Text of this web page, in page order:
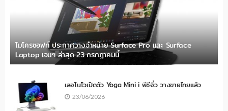
ไมโครซอฟท์ ประกาศวางจำหน่าย Surface Pro และ Surface
Laptop เจนฯ ล่าสุด 23 กรกฎาคมนี้
เลอโนโวเปิดตัว Yoga Mini i พีซีจิ๋ว วางขายไทยแล้ว
23/06/2026